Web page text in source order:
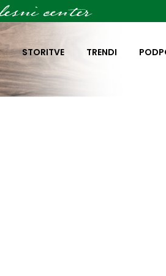
STORITVE TRENDI